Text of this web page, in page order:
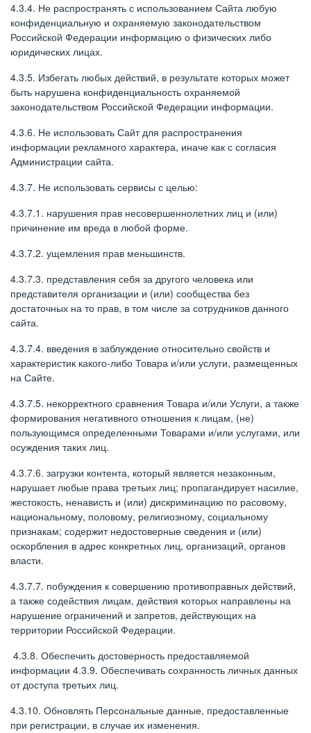
4.3.4. Не распространять с использованием Сайта любую
конфиденциальную и охраняемую законодательством
Российской Федерации информацию о физических либо
юридических лицах.
4.3.5. Избегать любых действий, в результате которых может
быть нарушена конфиденциальность охраняемой
законодательством Российской Федерации информации.
4.3.6. Не использовать Сайт для распространения
информации рекламного характера, иначе как с согласия
Администрации сайта.
4.3.7. Не использовать сервисы с целью:
4.3.7.1. нарушения прав несовершеннолетних лиц и (или)
причинение им вреда в любой форме.
4.3.7.2. ущемления прав меньшинств.
4.3.7.3. представления себя за другого человека или
представителя организации и (или) сообщества без
достаточных на то прав, в том числе за сотрудников данного
сайта.
4.3.7.4. введения в заблуждение относительно свойств и
характеристик какого-либо Товара и/или услуги, размещенных
на Сайте.
4.3.7.5. некорректного сравнения Товара и/или Услуги, а также
формирования негативного отношения к лицам, (не)
пользующимся определенными Товарами и/или услугами, или
осуждения таких лиц.
4.3.7.6. загрузки контента, который является незаконным,
нарушает любые права третьих лиц; пропагандирует насилие,
жестокость, ненависть и (или) дискриминацию по расовому,
национальному, половому, религиозному, социальному
признакам; содержит недостоверные сведения и (или)
оскорбления в адрес конкретных лиц, организаций, органов
власти.
4.3.7.7. побуждения к совершению противоправных действий,
а также содействия лицам, действия которых направлены на
нарушение ограничений и запретов, действующих на
территории Российской Федерации.
4.3.8. Обеспечить достоверность предоставляемой
информации 4.3.9. Обеспечивать сохранность личных данных
от доступа третьих лиц.
4.3.10. Обновлять Персональные данные, предоставленные
при регистрации, в случае их изменения.